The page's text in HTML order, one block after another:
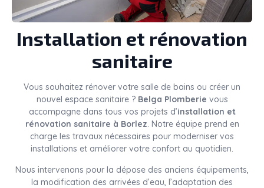
Installation et rénovation
sanitaire
Vous souhaitez rénover votre salle de bains ou créer un
nouvel espace sanitaire ? Belga Plomberie vous
accompagne dans tous vos projets d’installation et
rénovation sanitaire à Borlez. Notre équipe prend en
charge les travaux nécessaires pour moderniser vos
installations et améliorer votre confort au quotidien.
Nous intervenons pour la dépose des anciens équipements,
la modification des arrivées d’eau, l’adaptation des